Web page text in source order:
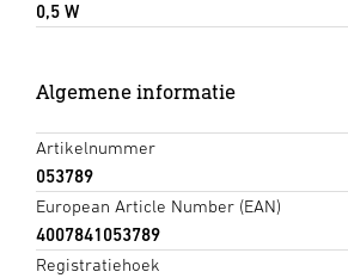
0,5 W
Algemene informatie
Artikelnummer
053789
European Article Number (EAN)
4007841053789
Registratiehoek